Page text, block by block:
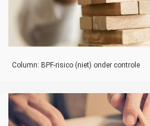
Column: BPF-risico (niet) onder controle